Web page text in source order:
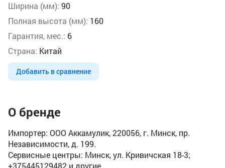
Ширина (мм): 90
Полная высота (мм): 160
Гарантия, мес.: 6
Страна: Китай
Добавить в сравнение
О бренде
Импортер: ООО Аккамулик, 220056, г. Минск, пр.
Независимости, д. 199.
Сервисные центры: Минск, ул. Кривичская 18-3;
+375445129482 и другие